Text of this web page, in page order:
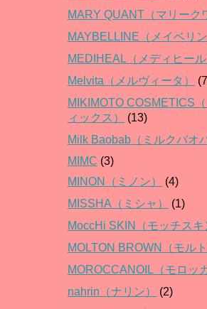
MARY QUANT（マリーク
MAYBELLINE（メイベリン
MEDIHEAL（メディヒール
Melvita（メルヴィータ）
MIKIMOTO COSMETICS
ィックス）
(13)
Milk Baobab（ミルクバオ
MIMC (3)
MINON（ミノン）
(4)
MISSHA（ミシャ）
(1)
MoccHi SKIN（モッチスキ
MOLTON BROWN（モル
MOROCCANOIL（モロッ
nahrin（ナリン）
(2)